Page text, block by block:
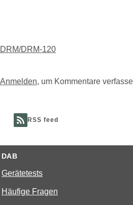
DRM/DRM-120
Anmelden, um Kommentare
RSS feed
DAB
Gerätetests
Häufige Fragen